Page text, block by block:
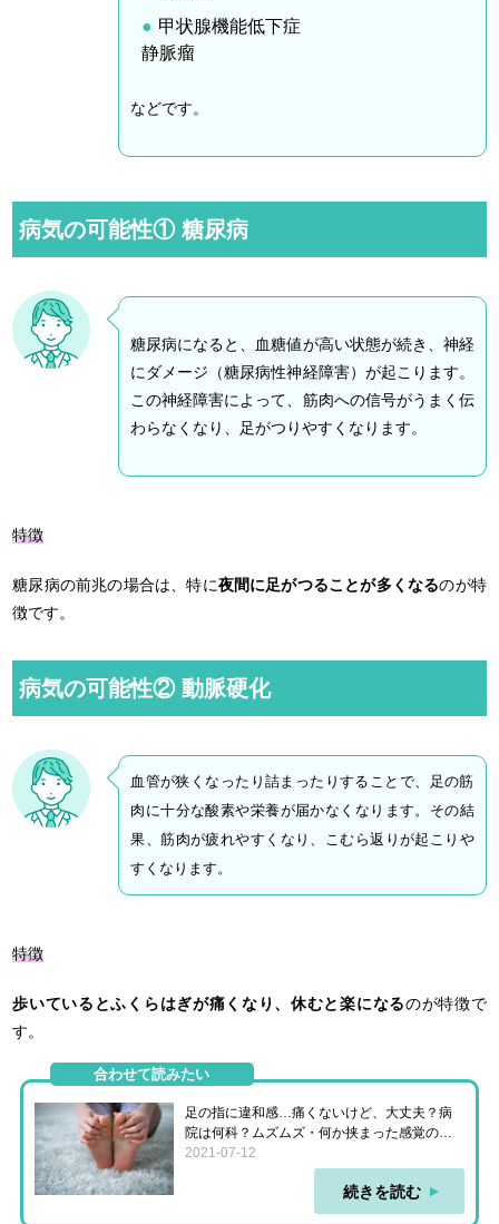
甲状腺機能低下症
静脈瘤
などです。
病気の可能性① 糖尿病
糖尿病になると、血糖値が高い状態が続き、神経
にダメージ（糖尿病性神経障害）が起こります。
この神経障害によって、筋肉への信号がうまく伝
わらなくなり、足がつりやすくなります。
特徴
糖尿病の前兆の場合は、特に夜間に足がつることが多くなるのが特
徴です。
病気の可能性② 動脈硬化
血管が狭くなったり詰まったりすることで、足の筋
肉に十分な酸素や栄養が届かなくなります。その結
果、筋肉が疲れやすくなり、こむら返りが起こりや
すくなります。
特徴
歩いているとふくらはぎが痛くなり、休むと楽になるのが特徴で
す。
合わせて読みたい
足の指に違和感…痛くないけど、大丈夫？病
院は何科？ムズムズ・何か挟まった感覚の正
体
2021-07-12
続きを読む